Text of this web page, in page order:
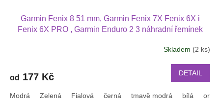
Garmin Fenix 8 51 mm, Garmin Fenix 7X Fenix 6X i
Fenix 6X PRO , Garmin Enduro 2 3 náhradní řemínek
Skladem (2 ks)
od 177 Kč DETAIL
Modrá Zelená Fialová černá tmavě modrá bílá